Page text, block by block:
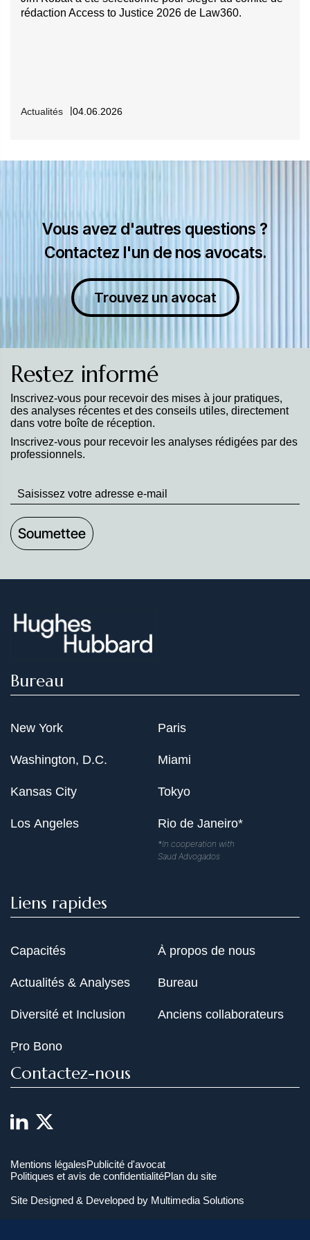
réglementaires portés devant de nombreux Tribunaux
rédaction Access to Justice 2026 de Law360.
Actualités 04.06.2026
Vous avez d'autres questions ?
Contactez l'un de nos avocats.
Trouvez un avocat
Restez informé
Inscrivez-vous pour recevoir des mises à jour pratiques,
des analyses récentes et des conseils utiles, directement
dans votre boîte de réception.
Inscrivez-vous pour recevoir les analyses rédigées par des
professionnels.
Stay
up
to
Date
Bureau
New York
Washington, D.C.
Kansas City
Los Angeles
Paris
Miami
Tokyo
Rio de Janeiro*
*In cooperation with
Saud Advogados
Liens rapides
Capacités
Actualités & Analyses
Diversité et Inclusion
Pro Bono
À propos de nous
Bureau
Anciens collaborateurs
Contactez-nous
Mentions légalesPublicité d'avocat
Politiques et avis de confidentialitéPlan du site
Site Designed & Developed by Multimedia Solutions